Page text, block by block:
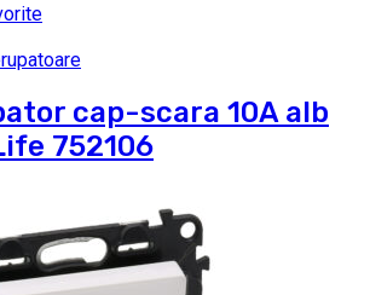
cap-scara 10A alb
752106